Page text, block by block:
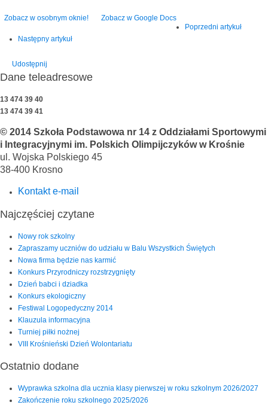
Zobacz w osobnym oknie!
Zobacz w Google Docs
Poprzedni artykuł
Następny artykuł
Udostępnij
Dane teleadresowe
13 474 39 40
13 474 39 41
© 2014 Szkoła Podstawowa nr 14 z Oddziałami Sportowymi
i Integracyjnymi im. Polskich Olimpijczyków w Krośnie
ul. Wojska Polskiego 45
38-400 Krosno
Kontakt e-mail
Najczęściej czytane
Nowy rok szkolny
Zapraszamy uczniów do udziału w Balu Wszystkich Świętych
Nowa firma będzie nas karmić
Konkurs Przyrodniczy rozstrzygnięty
Dzień babci i dziadka
Konkurs ekologiczny
Festiwal Logopedyczny 2014
Klauzula informacyjna
Turniej piłki nożnej
VIII Krośnieński Dzień Wolontariatu
Ostatnio dodane
Wyprawka szkolna dla ucznia klasy pierwszej w roku szkolnym 2026/2027
Zakończenie roku szkolnego 2025/2026